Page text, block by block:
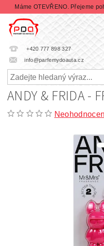
Máme OTEVŘENO. Přejeme
+420 777 898 327
info@parfemydoauta.cz
ANDY & FRIDA -